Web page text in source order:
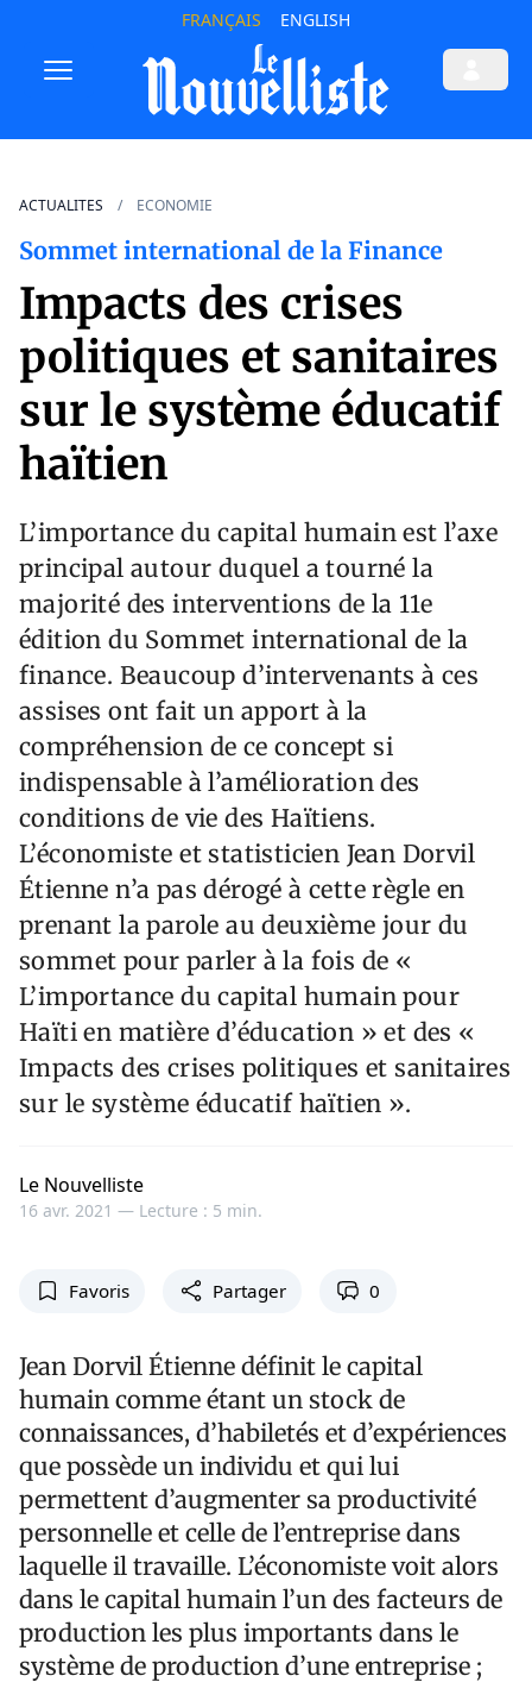
FRANÇAIS ENGLISH
ACTUALITES ECONOMIE
Sommet international de la Finance
Impacts des crises
politiques et sanitaires
sur le système éducatif
haïtien
L’importance du capital humain est l’axe
principal autour duquel a tourné la
majorité des interventions de la 11e
édition du Sommet international de la
finance. Beaucoup d’intervenants à ces
assises ont fait un apport à la
compréhension de ce concept si
indispensable à l’amélioration des
conditions de vie des Haïtiens.
L’économiste et statisticien Jean Dorvil
Étienne n’a pas dérogé à cette règle en
prenant la parole au deuxième jour du
sommet pour parler à la fois de «
L’importance du capital humain pour
Haïti en matière d’éducation » et des «
Impacts des crises politiques et sanitaires
sur le système éducatif haïtien ».
Le Nouvelliste
16 avr. 2021 — Lecture : 5 min.
Favoris Partager 0
Jean Dorvil Étienne définit le capital
humain comme étant un stock de
connaissances, d’habiletés et d’expériences
que possède un individu et qui lui
permettent d’augmenter sa productivité
personnelle et celle de l’entreprise dans
laquelle il travaille. L’économiste voit alors
dans le capital humain l’un des facteurs de
production les plus importants dans le
système de production d’une entreprise ;